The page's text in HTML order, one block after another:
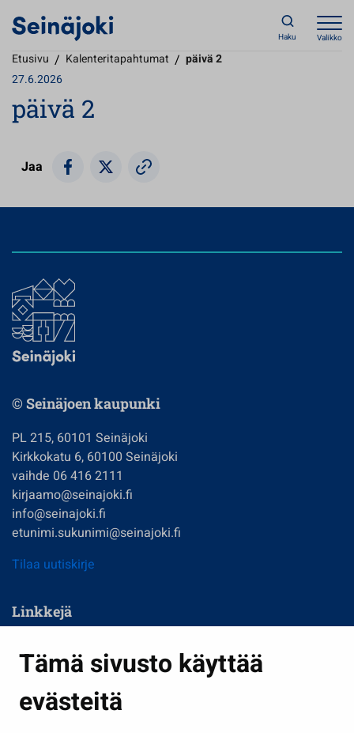
Tämä sivusto käyttää
evästeitä
Haku Valikko
Etusivu / Kalenteritapahtumat / päivä 2
27.6.2026
päivä 2
Jaa
© Seinäjoen kaupunki
PL 215, 60101 Seinäjoki
Kirkkokatu 6, 60100 Seinäjoki
vaihde 06 416 2111
kirjaamo@seinajoki.fi
info@seinajoki.fi
etunimi.sukunimi@seinajoki.fi
Tilaa uutiskirje
Linkkejä
Kasvatus ja opetus
Kulttuuri ja liikunta